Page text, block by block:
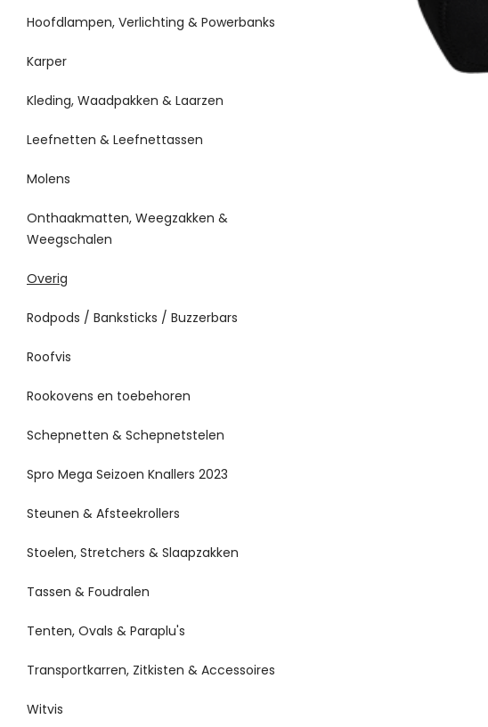
Hoofdlampen, Verlichting & Powerbanks
Karper
Kleding, Waadpakken & Laarzen
Leefnetten & Leefnettassen
Molens
Onthaakmatten, Weegzakken &
Weegschalen
Overig
Rodpods / Banksticks / Buzzerbars
Roofvis
Rookovens en toebehoren
Schepnetten & Schepnetstelen
Spro Mega Seizoen Knallers 2023
Steunen & Afsteekrollers
Stoelen, Stretchers & Slaapzakken
Tassen & Foudralen
Tenten, Ovals & Paraplu's
Transportkarren, Zitkisten & Accessoires
Witvis